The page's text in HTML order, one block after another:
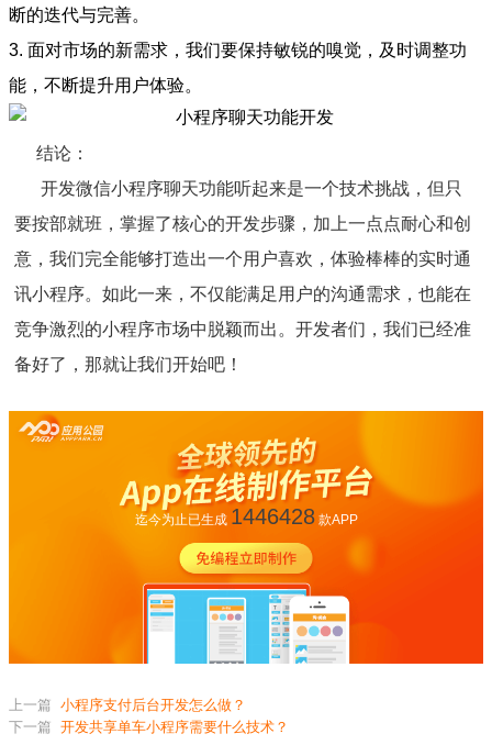
断的迭代与完善。
3. 面对市场的新需求，我们要保持敏锐的嗅觉，及时调整功
能，不断提升用户体验。
结论：
开发微信小程序聊天功能听起来是一个技术挑战，但只
要按部就班，掌握了核心的开发步骤，加上一点点耐心和创
意，我们完全能够打造出一个用户喜欢，体验棒棒的实时通
讯小程序。如此一来，不仅能满足用户的沟通需求，也能在
竞争激烈的小程序市场中脱颖而出。开发者们，我们已经准
备好了，那就让我们开始吧！
迄今为止已生成 1446428款APP
上一篇 小程序支付后台开发怎么做？
下一篇 开发共享单车小程序需要什么技术？